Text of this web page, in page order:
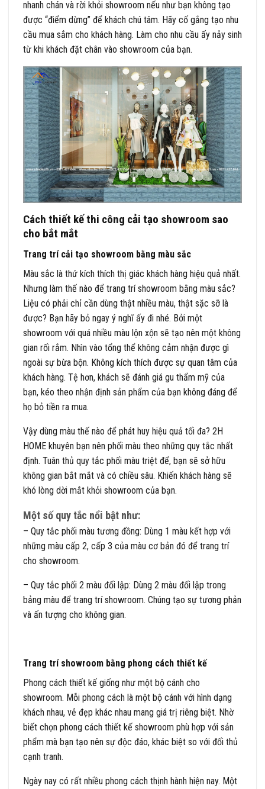
nhanh chán và rời khỏi showroom nếu như bạn không tạo
được “điểm dừng” để khách chú tâm. Hãy cố gắng tạo nhu
cầu mua sắm cho khách hàng. Làm cho nhu cầu ấy nảy sinh
từ khi khách đặt chân vào showroom của bạn.
Cách thiết kế thi công cải tạo showroom sao
cho bắt mắt
Trang trí cải tạo showroom bằng màu sắc
Màu sắc là thứ kích thích thị giác khách hàng hiệu quả nhất.
Nhưng làm thế nào để trang trí showroom bằng màu sắc?
Liệu có phải chỉ cần dùng thật nhiều màu, thật sặc sỡ là
được? Bạn hãy bỏ ngay ý nghĩ ấy đi nhé. Bởi một
showroom với quá nhiều màu lộn xộn sẽ tạo nên một không
gian rối rắm. Nhìn vào tổng thể không cảm nhận được gì
ngoài sự bừa bộn. Không kích thích được sự quan tâm của
khách hàng. Tệ hơn, khách sẽ đánh giá gu thẩm mỹ của
bạn, kéo theo nhận định sản phẩm của bạn không đáng để
họ bỏ tiền ra mua.
Vậy dùng màu thế nào để phát huy hiệu quả tối đa? 2H
HOME khuyên bạn nên phối màu theo những quy tắc nhất
định. Tuân thủ quy tắc phối màu triệt để, bạn sẽ sở hữu
không gian bắt mắt và có chiều sâu. Khiến khách hàng sẽ
khó lòng dời mắt khỏi showroom của bạn.
Một số quy tắc nổi bật như:
– Quy tắc phối màu tương đồng: Dùng 1 màu kết hợp với
những màu cấp 2, cấp 3 của màu cơ bản đó để trang trí
cho showroom.
– Quy tắc phối 2 màu đối lập: Dùng 2 màu đối lập trong
bảng màu để trang trí showroom. Chúng tạo sự tương phản
và ấn tượng cho không gian.
Trang trí showroom bằng phong cách thiết kế
Phong cách thiết kế giống như một bộ cánh cho
showroom. Mỗi phong cách là một bộ cánh với hình dạng
khách nhau, vẻ đẹp khác nhau mang giá trị riêng biệt. Nhờ
biết chọn phong cách thiết kế showroom phù hợp với sản
phẩm mà bạn tạo nên sự độc đáo, khác biệt so với đối thủ
cạnh tranh.
Ngày nay có rất nhiều phong cách thịnh hành hiện nay. Một